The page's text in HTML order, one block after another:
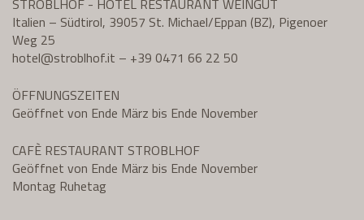
Italien – Südtirol, 39057 St. Michael/Eppan (BZ), Pigenoer
Weg 25
hotel@stroblhof.it – +39 0471 66 22 50
ÖFFNUNGSZEITEN
Geöffnet von Ende März bis Ende November
CAFÈ RESTAURANT STROBLHOF
Geöffnet von Ende März bis Ende November
Montag Ruhetag